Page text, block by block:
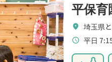
平保育
location_on 埼玉県
schedule 平日